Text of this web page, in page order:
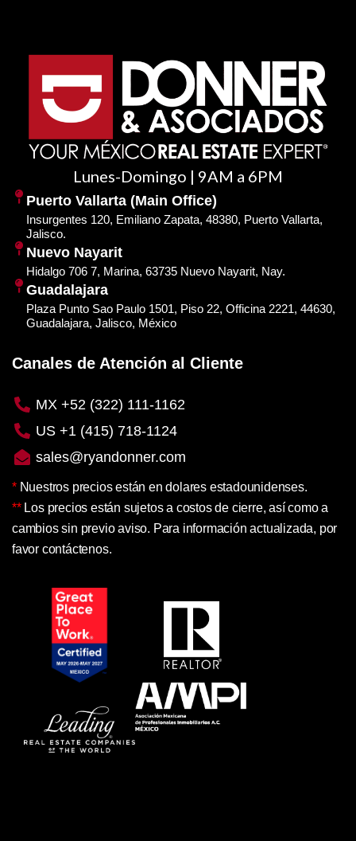
Lunes-Domingo | 9AM a 6PM
Puerto Vallarta (Main Office)
Insurgentes 120, Emiliano Zapata, 48380, Puerto Vallarta,
Jalisco.
Nuevo Nayarit
Hidalgo 706 7, Marina, 63735 Nuevo Nayarit, Nay.
Guadalajara
Plaza Punto Sao Paulo 1501, Piso 22, Officina 2221, 44630,
Guadalajara, Jalisco, México
Canales de Atención al Cliente
MX +52 (322) 111-1162
US +1 (415) 718-1124
sales@ryandonner.com
* Nuestros precios están en dolares estadounidenses.
** Los precios están sujetos a costos de cierre, así como a
cambios sin previo aviso. Para información actualizada, por
favor contáctenos.